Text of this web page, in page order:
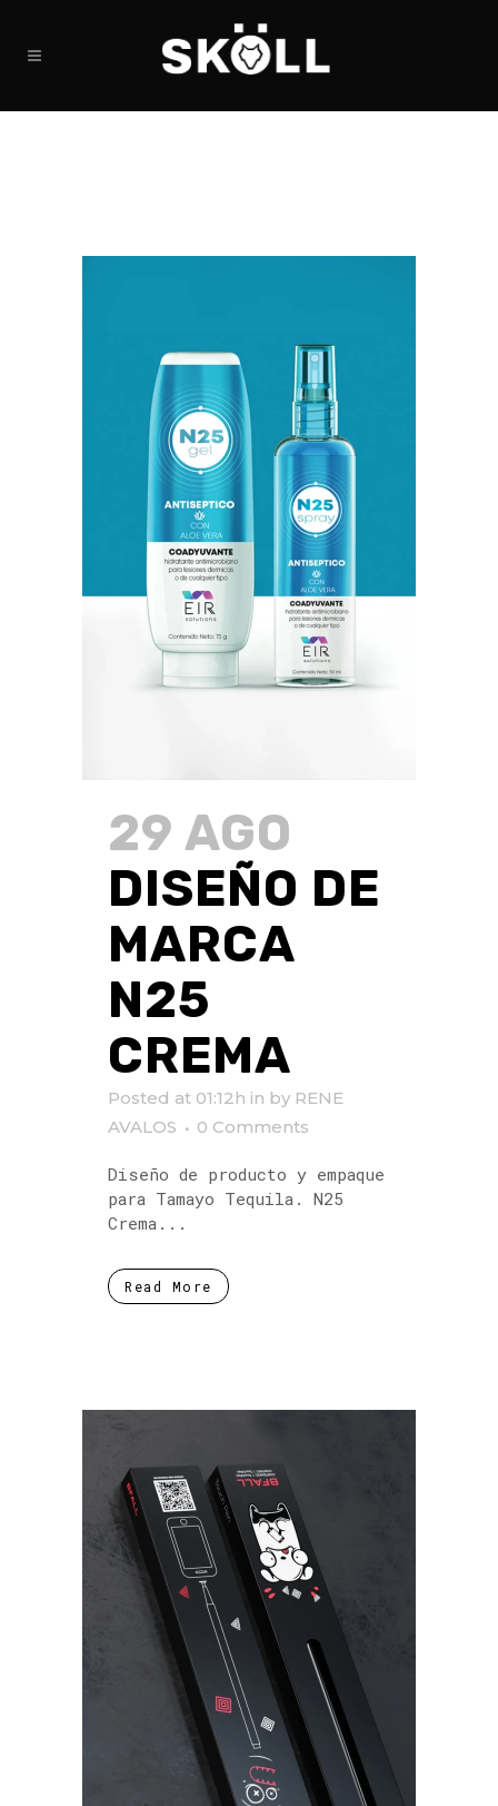
29 AGO
DISEÑO DE
MARCA
N25
CREMA
Posted at 01:12h in by RENE
AVALOS
0 Comments
Diseño de producto y empaque
para Tamayo Tequila. N25
Crema...
Read More